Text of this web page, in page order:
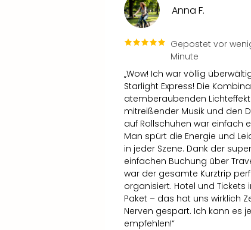
Anna F.
Gepostet vor
Minute
„Wow! Ich war völlig
Starlight Express! Die
atemberaubenden
mitreißender Musik und den
auf Rollschuhen war einfach
Man spürt die Energie und
in jeder Szene. Dank der super
einfachen Buchung über
war der gesamte Kurztrip
organisiert. Hotel und Tickets
Paket – das hat uns wirklich
Nerven gespart. Ich kann es
empfehlen!“